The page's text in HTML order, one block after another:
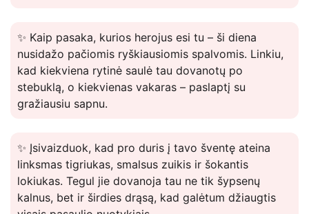
✨ Kaip pasaka, kurios herojus esi tu – ši diena
nusidažo pačiomis ryškiausiomis spalvomis. Linkiu,
kad kiekviena rytinė saulė tau dovanotų po
stebuklą, o kiekvienas vakaras – paslaptį su
gražiausiu sapnu.
✨ Įsivaizduok, kad pro duris į tavo šventę ateina
linksmas tigriukas, smalsus zuikis ir šokantis
lokiukas. Tegul jie dovanoja tau ne tik šypsenų
kalnus, bet ir širdies drąsą, kad galėtum džiaugtis